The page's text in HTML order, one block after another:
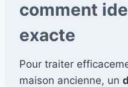
comment
exacte
Pour traiter
maison ancienne, un